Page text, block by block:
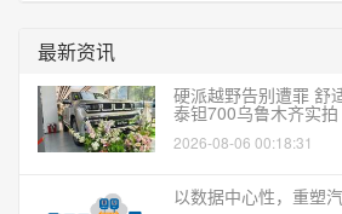
最新资讯
硬派越野告别遭罪 舒
泰钽700乌鲁木齐实拍
2026-08-06 00:18:31
以数据中心性，重塑